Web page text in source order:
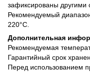
зафиксированы другими
Рекомендуемый
220°C.
Дополнительная
Рекомендуемая
Гарантийный срок
Перед использованием